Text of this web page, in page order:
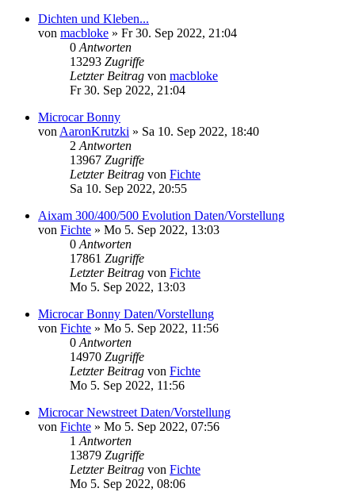
Dichten und Kleben...
von macbloke » Fr 30. Sep 2022, 21:04
0Antworten
13293 Zugriffe
Letzter Beitrag von macbloke
Fr 30. Sep 2022, 21:04
Microcar Bonny
vonAaronKrutzki » Sa 10. Sep 2022, 18:40
2Antworten
13967 Zugriffe
Letzter Beitrag von Fichte
Sa 10. Sep 2022, 20:55
Aixam 300/400/500 Evolution Daten/Vorstellung
von Fichte » Mo 5. Sep 2022, 13:03
0Antworten
17861 Zugriffe
Letzter Beitrag von Fichte
Mo 5. Sep 2022, 13:03
Microcar Bonny Daten/Vorstellung
von Fichte » Mo 5. Sep 2022, 11:56
0Antworten
14970 Zugriffe
Letzter Beitrag von Fichte
Mo 5. Sep 2022, 11:56
Microcar Newstreet Daten/Vorstellung
von Fichte » Mo 5. Sep 2022, 07:56
1Antworten
13879 Zugriffe
Letzter Beitrag von Fichte
Mo 5. Sep 2022, 08:06